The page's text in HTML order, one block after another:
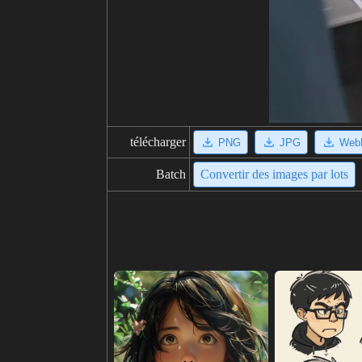
télécharger PNG JPG
Batch Convertir des images par lots